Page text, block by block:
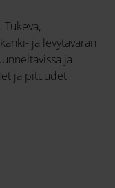
ja levytavaran
ja
ja pituudet